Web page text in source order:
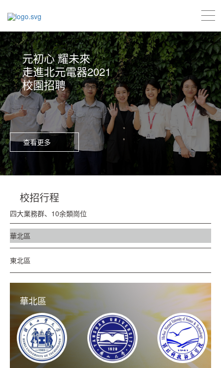
元初心 耀未來
走進北元電器2021
校園招聘
查看更多
校招行程
四大業務群、10余類崗位
華北區
東北區
華北區